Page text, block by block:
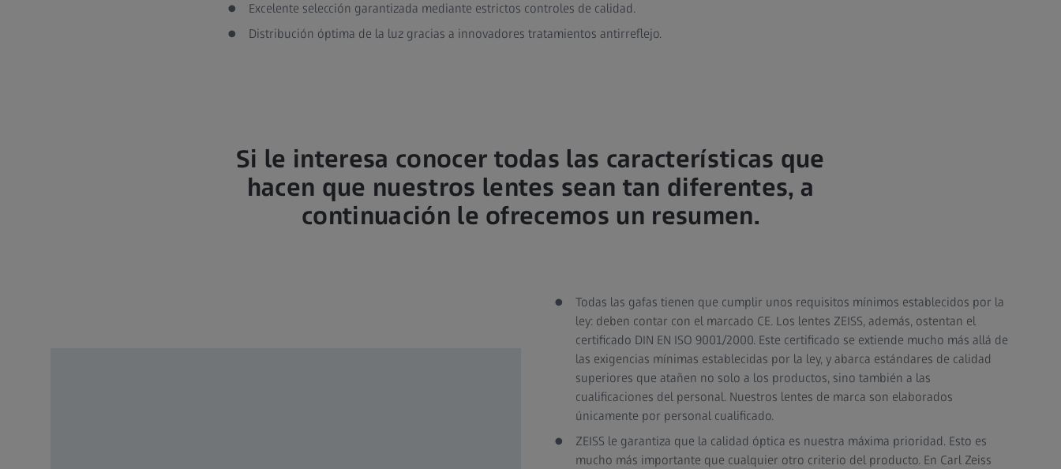
Excelente selección garantizada mediante estrictos controles de calidad.
Distribución óptima de la luz gracias a innovadores tratamientos antirreflejo.
Si le interesa conocer todas las características que
hacen que nuestros lentes sean tan diferentes, a
continuación le ofrecemos un resumen.
Todas las gafas tienen que cumplir unos requisitos mínimos establecidos por la
ley: deben contar con el marcado CE. Los lentes ZEISS, además, ostentan el
certificado DIN EN ISO 9001/2000. Este certificado se extiende mucho más allá de
las exigencias mínimas establecidas por la ley, y abarca estándares de calidad
superiores que atañen no solo a los productos, sino también a las
cualificaciones del personal. Nuestros lentes de marca son elaborados
únicamente por personal cualificado.
ZEISS le garantiza que la calidad óptica es nuestra máxima prioridad. Esto es
mucho más importante que cualquier otro criterio del producto. En Carl Zeiss